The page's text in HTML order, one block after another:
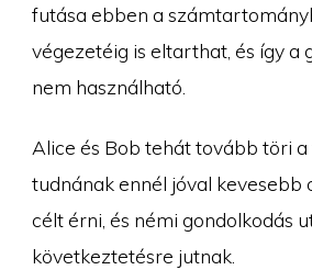
futása ebben a
végezetéig is eltarthat, és így a
nem használható.
Alice és Bob tehát tovább töri a
tudnának ennél jóval kevesebb
célt érni, és némi gondolkodás
következtetésre jutnak.